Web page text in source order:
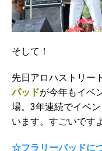
そして！
先日アロハストリー
パッドが今年もイベ
場。3年連続でイベ
います。すごいです
☆フラリーパッドに